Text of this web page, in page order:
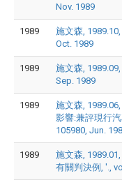
Nov. 1989
1989
施文森,
Oct. 1989
1989
施文森,
Sep. 1989
1989
施文森,
影響:兼評現行
105980, Jun.
1989
施文森,
有關判決例, '.,